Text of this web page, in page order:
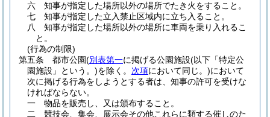
六
知事が指定した場所以外の場所でたき火をすること。
七
知事が指定した立入禁止区域内に立ち入ること。
八
知事が指定した場所以外の場所に車両を乗り入れるこ
と。
(行為の制限)
第五条
都市公園(別表第一に掲げる公園施設(以下「特定公
園施設」という。)を除く。 次項において同じ。)において
次に掲げる行為をしようとする者は、知事の許可を受けな
ければならない。
一
物品を販売し、又は頒布すること。
二
競技会、集会、展示会その他これらに類する催しのた